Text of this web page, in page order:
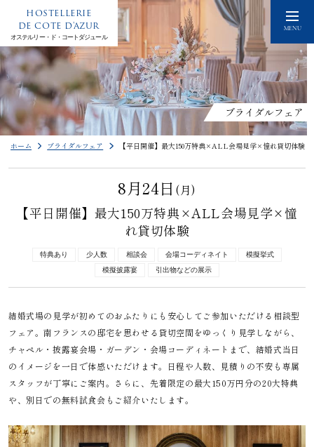
MENU
HOSTELLERIE
DE COTE D'AZUR
オステルリー・ド・コートダジュール
ブライダルフェア
ホーム ブライダルフェア 【平日開催】最大150万特典×ALL会場見学×憧れ貸切体験
8月24日 (月)
【平日開催】最大150万特典×ALL会場見学×憧
れ貸切体験
特典あり 少人数 相談会 会場コーディネイト
模擬挙式
模擬披露宴
引出物などの展示
結婚式場の見学が初めてのおふたりにも安心してご参加いただける相談型
フェア。南フランスの邸宅を思わせる貸切空間をゆっくり見学しながら、
チャペル・披露宴会場・ガーデン・会場コーディネートまで、結婚式当日
のイメージを一日で体感いただけます。日程や人数、見積りの不安も専属
スタッフが丁寧にご案内。さらに、先着限定の最大150万円分の20大特典
や、別日での無料試食会もご紹介いたします。